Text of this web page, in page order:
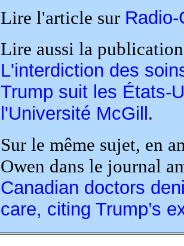
Lire l'article sur
Lire aussi la
L'interdiction des
Trump suit les États-
l'Université McGill .
Sur le même sujet, en
Owen dans le journal
Canadian doctors
care, citing Trump’s